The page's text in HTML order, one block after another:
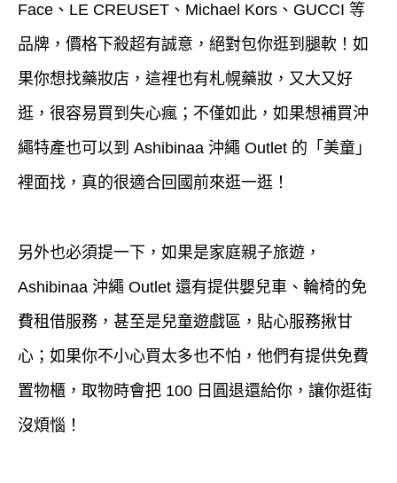
Face、LE CREUSET、Michael Kors、GUCCI 等
品牌，價格下殺超有誠意，絕對包你逛到腿軟！如
果你想找藥妝店，這裡也有札幌藥妝，又大又好
逛，很容易買到失心瘋；不僅如此，如果想補買沖
繩特產也可以到 Ashibinaa 沖繩 Outlet 的「美童」
裡面找，真的很適合回國前來逛一逛！
另外也必須提一下，如果是家庭親子旅遊，
Ashibinaa 沖繩 Outlet 還有提供嬰兒車、輪椅的免
費租借服務，甚至是兒童遊戲區，貼心服務揪甘
心；如果你不小心買太多也不怕，他們有提供免費
置物櫃，取物時會把 100 日圓退還給你，讓你逛街
沒煩惱！